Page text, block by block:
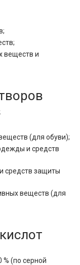
веществ и
(для обуви);
и средств
средств защиты
веществ (для
(по серной